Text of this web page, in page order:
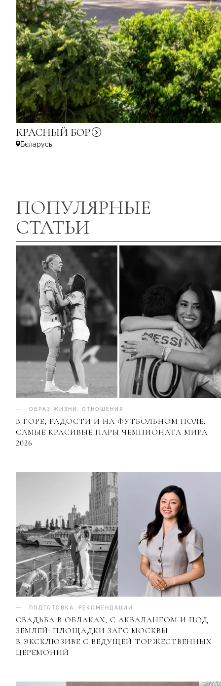
КРАСНЫЙ БОР
Бєларусь
ПОПУЛЯРНЫЕ
СТАТЬИ
ОБРАЗ ЖИЗНИ ОТНОШЕНИЯ
В ГОРЕ, РАДОСТИ И НА ФУТБОЛЬНОМ ПОЛЕ:
САМЫЕ КРАСИВЫЕ ПАРЫ ЧЕМПИОНАТА МИРА
2026
ПОДГОТОВКА. РЕКОМЕНДАЦИИ
СВАДЬБА В ОБЛАКАХ, С АКВАЛАНГОМ И ПОД
ЗЕМЛЕЙ: ПЛОЩАДКИ ЗАГС МОСКВЫ
В ЭКСКЛЮЗИВЕ С ВЕДУЩЕЙ ТОРЖЕСТВЕННЫХ
ЦЕРЕМОНИЙ